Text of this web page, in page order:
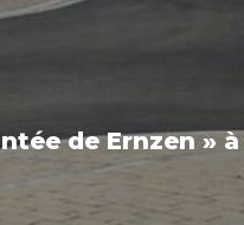
de Ernzen » à